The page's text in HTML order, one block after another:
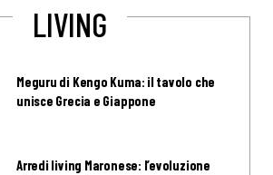
LIVING
Meguru di Kengo Kuma: il tavolo che
unisce Grecia e Giappone
Arredi living Maronese: l’evoluzione